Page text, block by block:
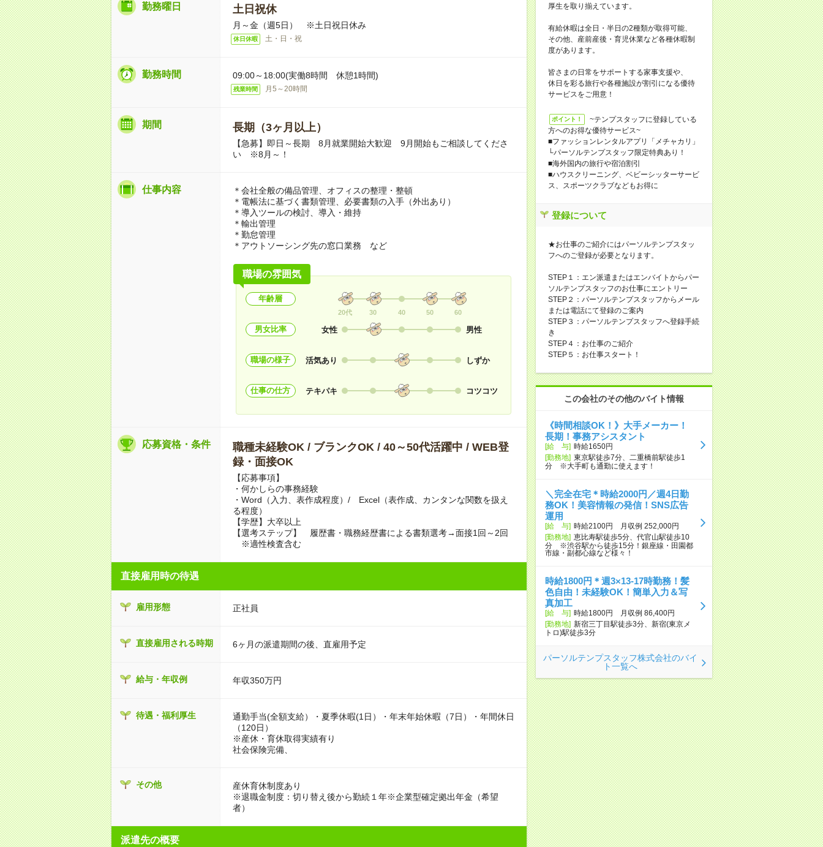
勤務曜日 土日祝休
月～金（週5日） ※土日祝日休み
休日休暇 土・日・祝
勤務時間 09:00～18:00(実働8時間 休憩1時間)
残業時間 月5～20時間
期間 長期（3ヶ月以上）
【急募】即日～長期 8月就業開始大歓迎 9月開始もご相談してくださ
い ※8月～！
仕事内容
＊会社全般の備品管理、オフィスの整理・整頓
＊電帳法に基づく書類管理、必要書類の入手（外出あり）
＊導入ツールの検討、導入・維持
＊輸出管理
＊勤怠管理
＊アウトソーシング先の窓口業務 など
職場の雰囲気
年齢層
20代 30 40 50 60
男女比率 女性 男性
職場の様子 活気あり しずか
仕事の仕方 テキパキ コツコツ
応募資格・条件
職種未経験OK / ブランクOK / 40～50代活躍中 / WEB登
録・面接OK
【応募事項】
・何かしらの事務経験
・Word（入力、表作成程度）/ Excel（表作成、カンタンな関数を扱え
る程度）
【学歴】大卒以上
【選考ステップ】 履歴書・職務経歴書による書類選考→面接1回～2回
※適性検査含む
直接雇用時の待遇
雇用形態 正社員
直接雇用される時期 6ヶ月の派遣期間の後、直雇用予定
給与・年収例 年収350万円
待遇・福利厚生
通勤手当(全額支給）・夏季休暇(1日）・年末年始休暇（7日）・年間休日
（120日）
※産休・育休取得実績有り
社会保険完備、
その他
産休育休制度あり
※退職金制度：切り替え後から勤続１年※企業型確定拠出年金（希望
者）
派遣先の概要
厚生を取り揃えています。
有給休暇は全日・半日の2種類が取得可能、
その他、産前産後・育児休業など各種休暇制
度があります。
皆さまの日常をサポートする家事支援や、
休日を彩る旅行や各種施設が割引になる優待
サービスをご用意！
ポイント！
~テンプスタッフに登録している
方へのお得な優待サービス~
■ファッションレンタルアプリ「メチャカリ」
└パーソルテンプスタッフ限定特典あり！
■海外国内の旅行や宿泊割引
■ハウスクリーニング、ベビーシッターサービ
ス、スポーツクラブなどもお得に
登録について
★お仕事のご紹介にはパーソルテンプスタッ
フへのご登録が必要となります。
STEP１：エン派遣またはエンバイトからパー
ソルテンプスタッフのお仕事にエントリー
STEP２：パーソルテンプスタッフからメール
または電話にて登録のご案内
STEP３：パーソルテンプスタッフへ登録手続
き
STEP４：お仕事のご紹介
STEP５：お仕事スタート！
この会社のその他のバイト情報
《時間相談OK！》大手メーカー！
長期！事務アシスタント
[給 与] 時給1650円
[勤務地] 東京駅徒歩7分、二重橋前駅徒歩1
分 ※大手町も通勤に使えます！
＼完全在宅＊時給2000円／週4日勤
務OK！美容情報の発信！SNS広告
運用
[給 与] 時給2100円 月収例 252,000円
[勤務地] 恵比寿駅徒歩5分、代官山駅徒歩10
分 ※渋谷駅から徒歩15分！銀座線・田園都
市線・副都心線など様々！
時給1800円＊週3×13-17時勤務！髪
色自由！未経験OK！簡単入力＆写
真加工
[給 与] 時給1800円 月収例 86,400円
[勤務地] 新宿三丁目駅徒歩3分、新宿(東京メ
トロ)駅徒歩3分
パーソルテンプスタッフ株式会社のバイ
ト一覧へ